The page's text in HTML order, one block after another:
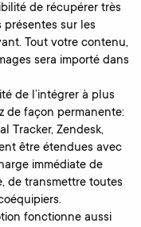
de récupérer très
présentes sur les
Tout votre contenu,
sera importé dans
de l’intégrer à plus
de façon permanente:
Tracker, Zendesk,
être étendues avec
immédiate de
de transmettre toutes
fonctionne aussi